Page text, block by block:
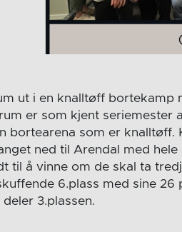
ut i en knalltøff bortekamp
er som kjent seriemester
bortearena som er knalltøff.
ned til Arendal med
å vinne om de skal ta
6.plass med sine 26
3.plassen.